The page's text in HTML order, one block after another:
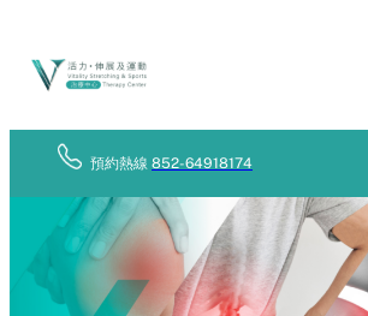
content
預約熱線852-64918174